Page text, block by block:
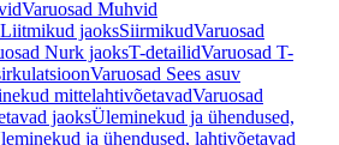
Varuosad Muhvid
jaoksSiirmikudVaruosad
Nurk jaoksT-detailidVaruosad T-
Varuosad Sees asuv
mittelahtivõetavadVaruosad
jaoksÜleminekud ja ühendused,
ja ühendused, lahtivõetavad